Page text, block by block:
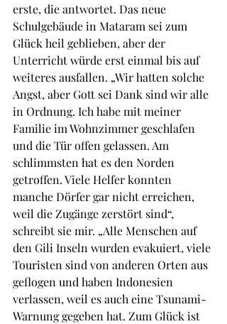
erste, die antwortet. Das neue
Schulgebäude in Mataram sei zum
Glück heil geblieben, aber der
Unterricht würde erst einmal bis auf
weiteres ausfallen. „Wir hatten solche
Angst, aber Gott sei Dank sind wir alle
in Ordnung. Ich habe mit meiner
Familie im Wohnzimmer geschlafen
und die Tür offen gelassen. Am
schlimmsten hat es den Norden
getroffen. Viele Helfer konnten
manche Dörfer gar nicht erreichen,
weil die Zugänge zerstört sind“,
schreibt sie mir. „Alle Menschen auf
den Gili Inseln wurden evakuiert, viele
Touristen sind von anderen Orten aus
geflogen und haben Indonesien
verlassen, weil es auch eine Tsunami-
Warnung gegeben hat. Zum Glück ist